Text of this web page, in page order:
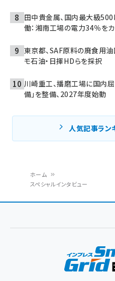
く
ホーム
スペシャルインタビュー
田中貴金属、国内最大級
働：湘南工場の電力34％を
東京都、SAF原料の廃食用油
モ石油・日揮HDらを採択
川崎重工、播磨工場に国内
備」を整備、2027年度始動
人気記事ラン